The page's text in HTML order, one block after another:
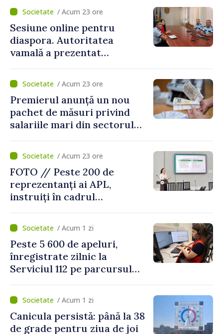
/ Acum 23 ore
Sesiune online pentru
diaspora. Autoritatea
vamală a prezentat
revenirea în țară
/ Acum 23 ore
Premierul anunță un nou
pachet de măsuri privind
salariile mari din sectorul
/ Acum 23 ore
FOTO // Peste 200 de
reprezentanți ai APL,
instruiți în cadrul
Mediu privind aplicarea a
două regulamente din
domeniu
/ Acum 1 zi
Peste 5 600 de apeluri,
înregistrate zilnic la
Serviciul 112 pe parcursul
cetățeni au solicitat
ambulanța/ Acum 1 zi
Canicula persistă: până la 38
de grade pentru ziua de joi